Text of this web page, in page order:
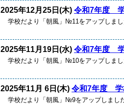
2025年12月25日(木) 令和7年度
学校だより「朝風」№11をアップしま
2025年11月19日(水) 令和7年度
学校だより「朝風」№10をアップしま
2025年11月 6日(木) 令和7年度
学校だより「朝風」№9をアップしま